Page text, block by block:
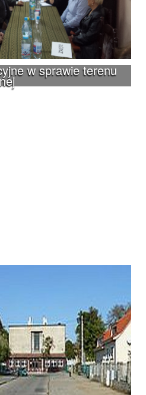
w sprawie terenu